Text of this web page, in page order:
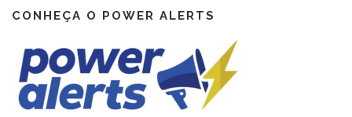
CONHEÇA O POWER ALERTS